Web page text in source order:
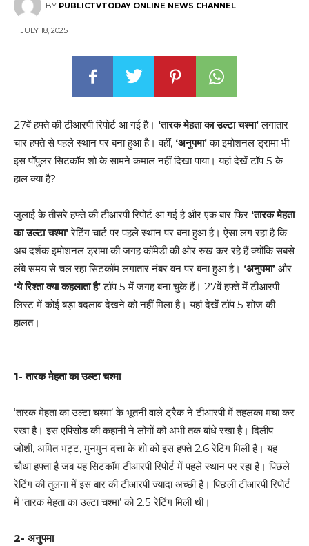
BY PUBLICTVTODAY ONLINE NEWS CHANNEL
JULY 18, 2025
27वें हफ्ते की टीआरपी रिपोर्ट आ गई है। ‘तारक मेहता का उल्टा चश्मा’लगातार
चार हफ्ते से पहले स्थान पर बना हुआ है। वहीं, ‘अनुपमा’का इमोशनल ड्रामा भी
इस पॉपुलर सिटकॉम शो के सामने कमाल नहीं दिखा पाया। यहां देखें टॉप 5 के
हाल क्या है?
जुलाई के तीसरे हफ्ते की टीआरपी रिपोर्ट आ गई है और एक बार फिर ‘तारक मेहता
का उल्टा चश्मा’रेटिंग चार्ट पर पहले स्थान पर बना हुआ है। ऐसा लग रहा है कि
अब दर्शक इमोशनल ड्रामा की जगह कॉमेडी की ओर रुख कर रहे हैं क्योंकि सबसे
लंबे समय से चल रहा सिटकॉम लगातार नंबर वन पर बना हुआ है। ‘अनुपमा’ और
‘ये रिश्ता क्या कहलाता है’टॉप 5 में जगह बना चुके हैं। 27वें हफ्ते में टीआरपी
लिस्ट में कोई बड़ा बदलाव देखने को नहीं मिला है। यहां देखें टॉप 5 शोज की
हालत।
1- तारक मेहता का उल्टा चश्मा
‘तारक मेहता का उल्टा चश्मा’ के भूतनी वाले ट्रैक ने टीआरपी में तहलका मचा कर
रखा है। इस एपिसोड की कहानी ने लोगों को अभी तक बांधे रखा है। दिलीप
जोशी, अमित भट्ट, मुनमुन दत्ता के शो को इस हफ्ते 2.6 रेटिंग मिली है। यह
चौथा हफ्ता है जब यह सिटकॉम टीआरपी रिपोर्ट में पहले स्थान पर रहा है। पिछले
रेटिंग की तुलना में इस बार की टीआरपी ज्यादा अच्छी है। पिछली टीआरपी रिपोर्ट
में ‘तारक मेहता का उल्टा चश्मा’ को 2.5 रेटिंग मिली थी।
2- अनुपमा